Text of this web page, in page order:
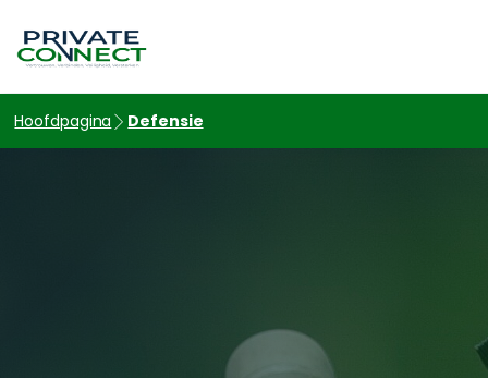
Hoofdpagina Defensie